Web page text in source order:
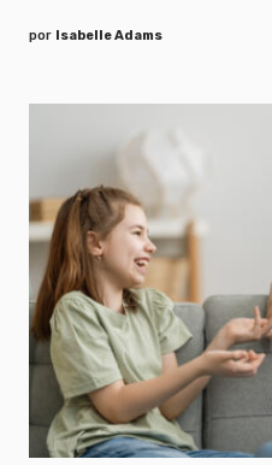
por Isabelle Adams